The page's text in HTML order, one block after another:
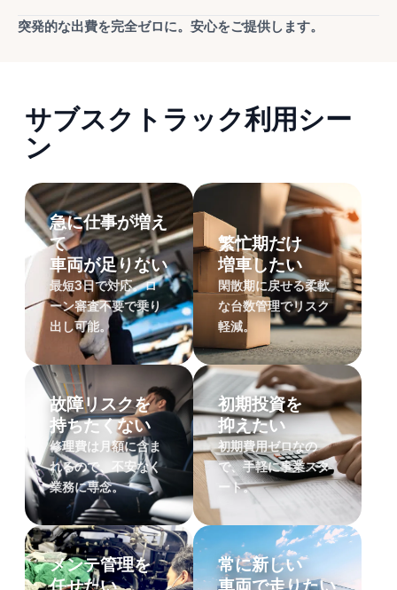
突発的な出費を完全ゼロに。安心をご提供します。
サブスクトラック利用シー
ン
急に仕事が増え
て
車両が足りない
最短3日で対応。ロ
ーン審査不要で乗り
出し可能。
繁忙期だけ
増車したい
閑散期に戻せる柔軟
な台数管理でリスク
軽減。
故障リスクを
持ちたくない
修理費は月額に含ま
れるので、不安なく
業務に専念。
初期投資を
抑えたい
初期費用ゼロなの
で、手軽に事業スタ
ート。
メンテ管理を
任せたい
常に新しい
車両で走りたい